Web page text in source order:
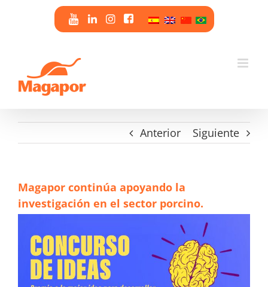
Anterior Siguiente
Magapor continúa apoyando la
investigación en el sector porcino.